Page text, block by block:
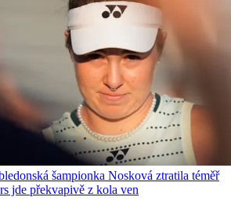
šampionka Nosková ztratila téměř
jde překvapivě z kola ven